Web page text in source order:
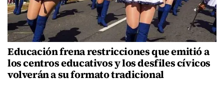
Educación frena restricciones que emitió a
los centros educativos y los desfiles cívicos
volverán a su formato tradicional